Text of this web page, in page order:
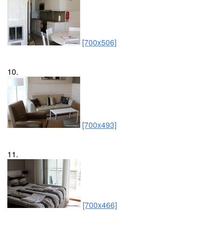
[700x506]
10.
[700x493]
11.
[700x466]